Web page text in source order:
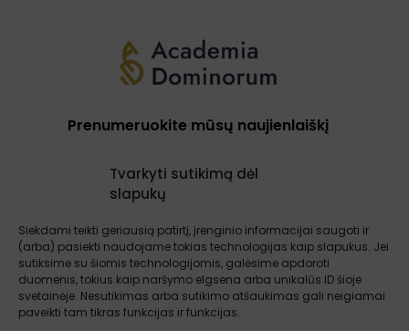
Tvarkyti sutikimą dėl
slapukų
Siekdami teikti geriausią patirtį, įrenginio informacijai saugoti ir
(arba) pasiekti naudojame tokias technologijas kaip slapukus. Jei
sutiksime su šiomis technologijomis, galėsime apdoroti
duomenis, tokius kaip naršymo elgsena arba unikalūs ID šioje
svetainėje. Nesutikimas arba sutikimo atšaukimas gali neigiamai
paveikti tam tikras funkcijas ir funkcijas.
Prenumeruokite mūsų naujienlaiškį
Apie mus Paslaugos
Atsiliepimai
Įžvalgos
Kontaktai Sąlygos ir taisyklės